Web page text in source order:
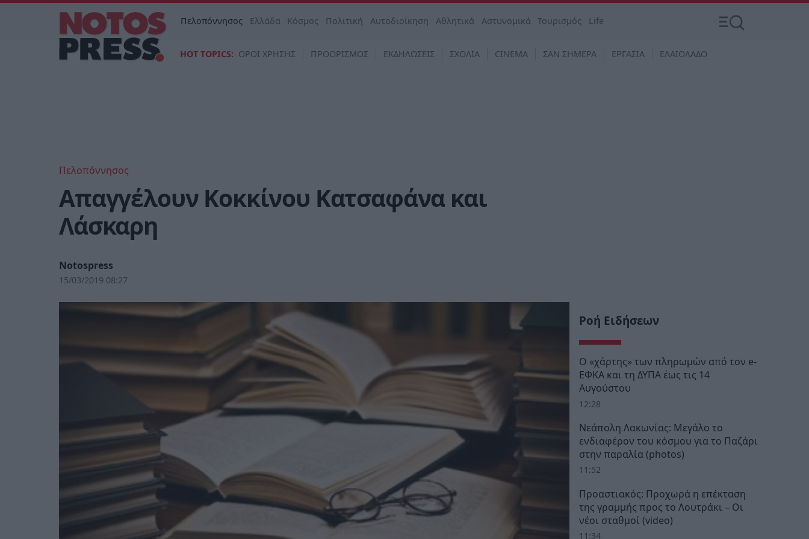
Πελοπόννησος Ελλάδα Κόσμος Πολιτική Αυτοδιοίκηση Αθλητικά Αστυνομικά Τουρισμός Life
HOT TOPICS: ΟΡΟΙ ΧΡΗΣΗΣ ΠΡΟΟΡΙΣΜΟΣ ΕΚΔΗΛΩΣΕΙΣ ΣΧΟΛΙΑ CINEMA ΣΑΝ ΣΗΜΕΡΑ ΕΡΓΑΣΙΑ ΕΛΑΙΟΛΑΔΟ
Πελοπόννησος
Απαγγέλουν Κοκκίνου Κατσαφάνα και
Λάσκαρη
Notospress
15/03/2019 08:27
Ροή Ειδήσεων
Ο «χάρτης» των πληρωμών από τον e-
ΕΦΚΑ και τη ΔΥΠΑ έως τις 14
Αυγούστου
12:28
Νεάπολη Λακωνίας: Μεγάλο το
ενδιαφέρον του κόσμου για το Παζάρι
στην παραλία (photos)
11:52
Προαστιακός: Προχωρά η επέκταση
της γραμμής προς το Λουτράκι – Οι
νέοι σταθμοί (video)
11:34